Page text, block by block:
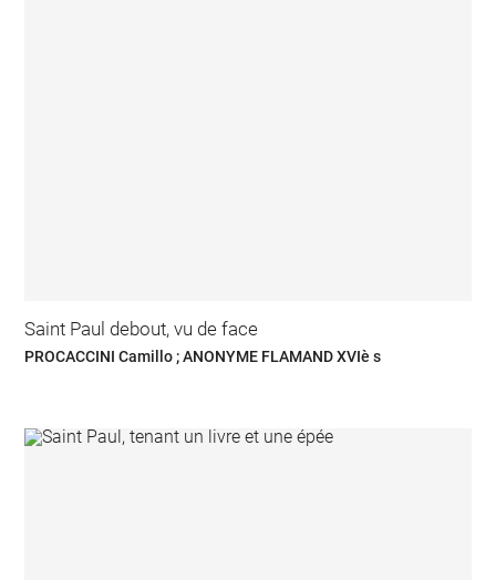
Saint Paul debout, vu de face
PROCACCINI Camillo ; ANONYME FLAMAND XVIè s